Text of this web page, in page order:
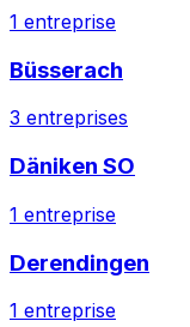
1 entreprise
Büsserach
3 entreprises
Däniken SO
1 entreprise
Derendingen
1 entreprise